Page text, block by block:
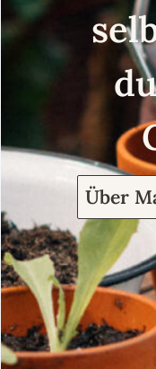
Über